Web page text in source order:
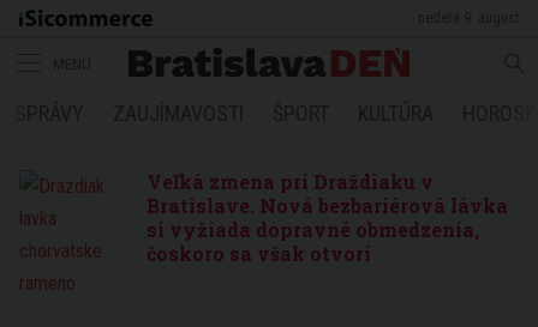
Veľká zmena pri Draždiaku v
Bratislave. Nová bezbariérová lávka
si vyžiada dopravné obmedzenia,
čoskoro sa však otvorí